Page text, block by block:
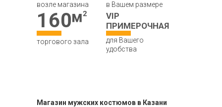
возле магазина в Вашем размере
160
торгового зала
VIP
ПРИМЕРОЧНАЯ
для Вашего
удобства
Магазин мужских костюмов в Казани